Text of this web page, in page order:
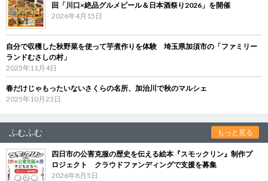
回「川口×絶品グルメビール＆日本酒祭り2026」を開催
2026年4月15日
自分で収穫した秋野菜を使って芋煮作りを体験 埼玉県加須市の「ファミリー
ランドむさしの村」
2025年11月4日
春だけじゃもったいないさくらの名所、加治川で秋のマルシェ
2025年10月23日
ふむふむ もっと見る
四日市の公害克服の歴史を伝える絵本『スモックリン』制作プ
ロジェクト クラウドファンディングで支援を募集
2026年8月5日